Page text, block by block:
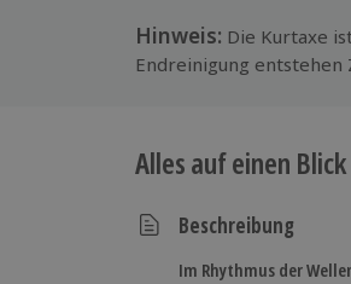
Hinweis: Die Kurtaxe
Endreinigung entstehen
Alles auf einen Blick
Beschreibung
Im Rhythmus der